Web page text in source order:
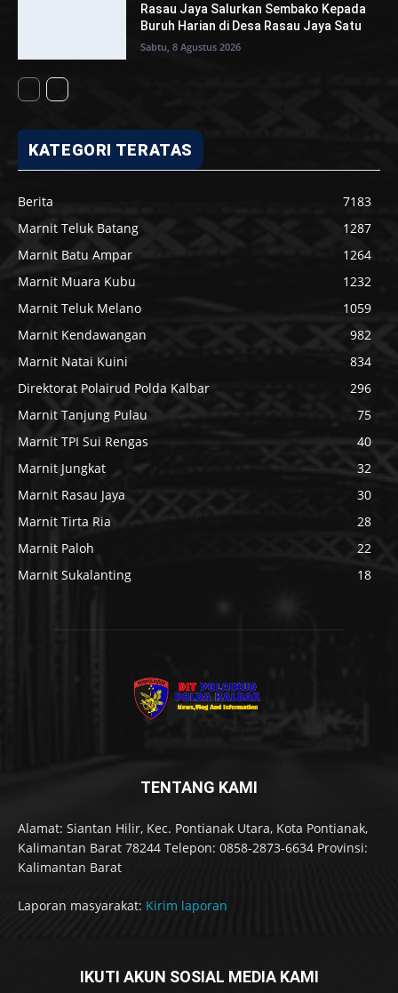
Rasau Jaya Salurkan Sembako Kepada
Buruh Harian di Desa Rasau Jaya Satu
Sabtu, 8 Agustus 2026
KATEGORI TERATAS
Berita
7183
Marnit Teluk Batang
1287
Marnit Batu Ampar
1264
Marnit Muara Kubu
1232
Marnit Teluk Melano
1059
Marnit Kendawangan
982
Marnit Natai Kuini
834
Direktorat Polairud Polda Kalbar
296
Marnit Tanjung Pulau
75
Marnit TPI Sui Rengas
40
Marnit Jungkat
32
Marnit Rasau Jaya
30
Marnit Tirta Ria
28
Marnit Paloh
22
Marnit Sukalanting
18
TENTANG KAMI
Alamat: Siantan Hilir, Kec. Pontianak Utara, Kota Pontianak,
Kalimantan Barat 78244 Telepon: 0858-2873-6634 Provinsi:
Kalimantan Barat
Laporan masyarakat: Kirim laporan
IKUTI AKUN SOSIAL MEDIA KAMI